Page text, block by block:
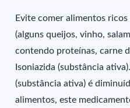
Evite comer alimentos
(alguns queijos, vinho,
contendo proteínas, carne
Isoniazida (substância
(substância ativa) é
alimentos, este